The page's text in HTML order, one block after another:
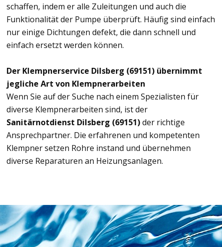
schaffen, indem er alle Zuleitungen und auch die
Funktionalität der Pumpe überprüft. Häufig sind einfach
nur einige Dichtungen defekt, die dann schnell und
einfach ersetzt werden können.
Der Klempnerservice Dilsberg (69151) übernimmt
jegliche Art von Klempnerarbeiten
Wenn Sie auf der Suche nach einem Spezialisten für
diverse Klempnerarbeiten sind, ist der
Sanitärnotdienst Dilsberg (69151)der richtige
Ansprechpartner. Die erfahrenen und kompetenten
Klempner setzen Rohre instand und übernehmen
diverse Reparaturen an Heizungsanlagen.